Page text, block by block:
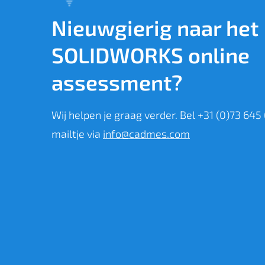
Nieuwgierig naar het
SOLIDWORKS online
assessment?
Wij helpen je graag verder. Bel +31 (0)73
mailtje via info@cadmes.com